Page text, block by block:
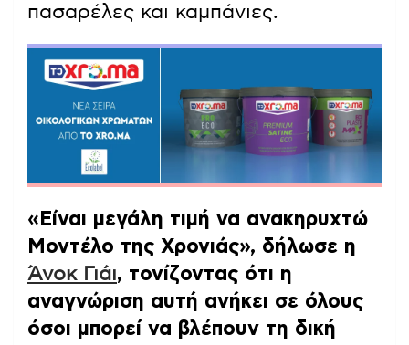
πασαρέλες και καμπάνιες.
«Είναι μεγάλη τιμή να ανακηρυχτώ
Μοντέλο της Χρονιάς», δήλωσε η
Άνοκ Γιάι, τονίζοντας ότι η
αναγνώριση αυτή ανήκει σε όλους
όσοι μπορεί να βλέπουν τη δική